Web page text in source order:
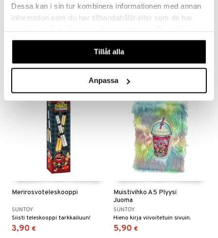
Dessa kan i sin tur kombinera informationen med annan
information som du har tillhandahållit eller som de har
våra cookies vid fortsatt användande av vår webbplats.
Tillåt alla
Anpassa
Liukuva Hoover-jalkapallo Magic Show10-in-1
7,90
Merirosvoteleskooppi
SUNTOY
Siisti teleskooppi tarkkailuun!
3,90 €
Muistivihko A5 Plyysi
Juoma
SUNTOY
Hieno kirja viivoitetuin sivuin.
5,90 €